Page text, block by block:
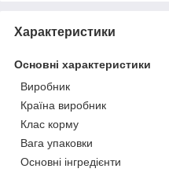
Характеристики
Основні характеристики
Виробник
Країна виробник
Клас корму
Вага упаковки
Основні інгредієнти